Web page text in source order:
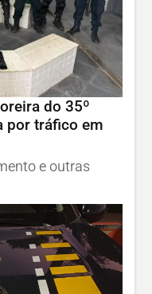
do 35º
por tráfico em
e outras